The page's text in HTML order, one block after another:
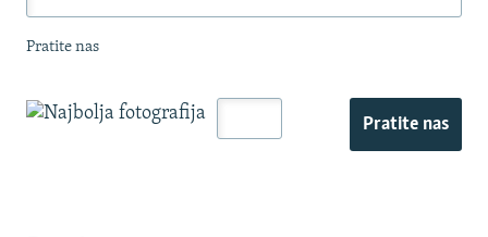
Pratite nas
Pratite nas